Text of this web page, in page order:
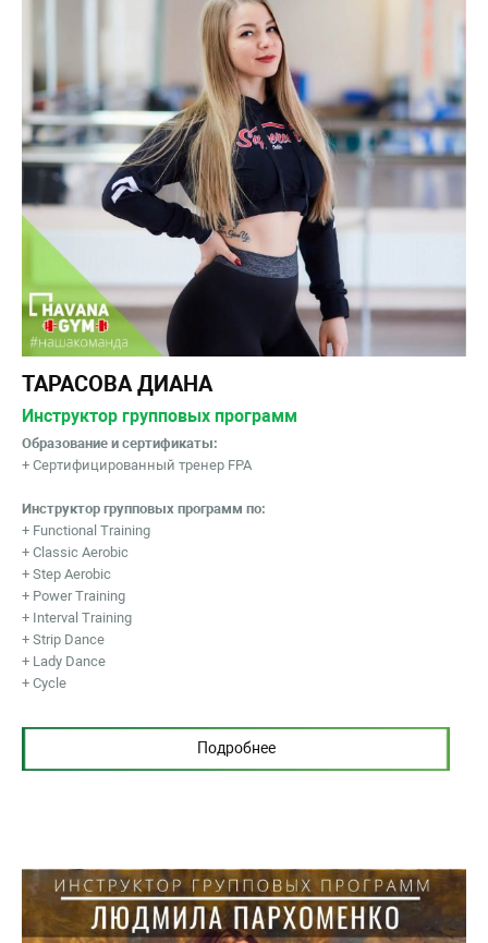
ТАРАСОВА ДИАНА
Инструктор групповых программ
Образование и сертификаты:
+ Сертифицированный тренер FPA
Инструктор групповых программ по:
+ Functional Training
+ Classic Aerobic
+ Step Aerobic
+ Power Training
+ Interval Training
+ Strip Dance
+ Lady Dance
+ Cycle
Подробнее